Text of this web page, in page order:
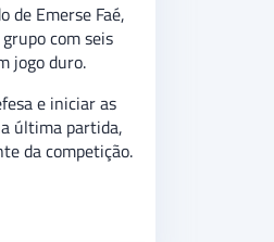
de Emerse Faé,
com seis
jogo duro.
e iniciar as
última partida,
da competição.